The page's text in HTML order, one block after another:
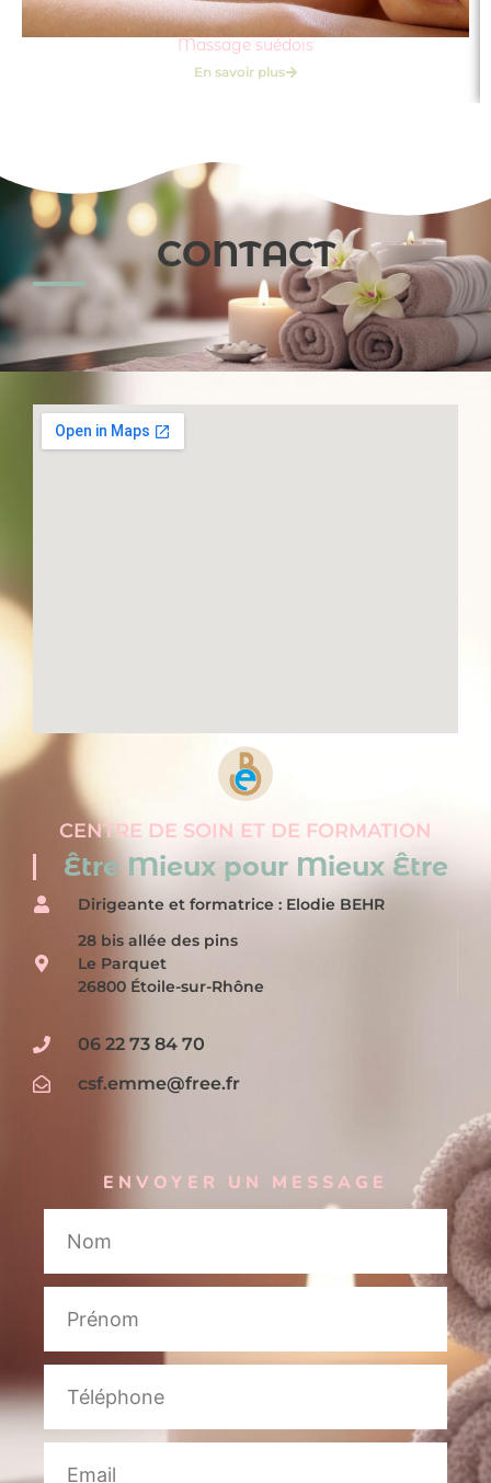
Massage suédois
En savoir plus
CONTACT
CENTRE DE SOIN ET DE FORMATION
Être Mieux pour Mieux Être
Dirigeante et formatrice : Elodie BEHR
28 bis allée des pins
Le Parquet
26800 Étoile-sur-Rhône
06 22 73 84 70
csf.emme@free.fr
ENVOYER UN MESSAGE